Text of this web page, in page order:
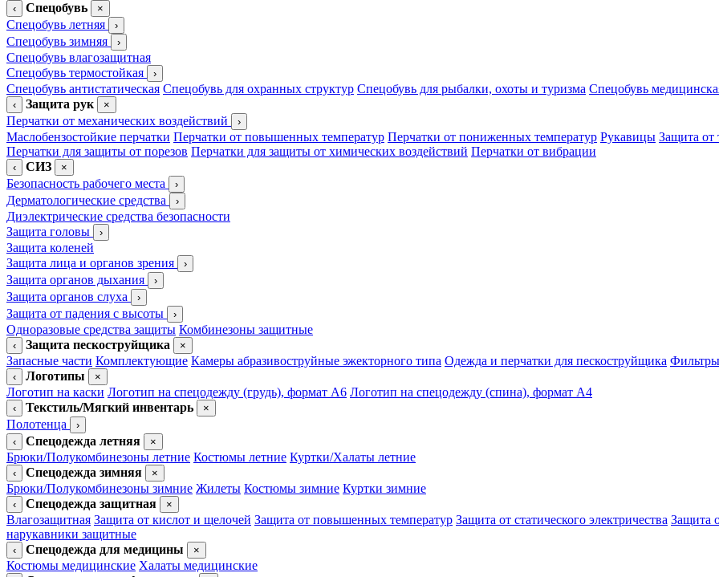
‹
Спецобувь ×
Спецобувь летняя ›
Спецобувь зимняя ›
Спецобувь влагозащитная
Спецобувь термостойкая
›
Спецобувь антистатическая Спецобувь для охранных структур Спецобувь для рыбалки, охоты и туризма Спецобувь
‹ Защита рук ×
Перчатки от механических воздействий ›
Маслобензостойкие перчатки Перчатки от повышенных температур Перчатки от пониженных температур Рукавицы Защита от
Перчатки для защиты от порезов Перчатки для защиты от химических воздействий Перчатки от вибрации
‹ СИЗ ×
Безопасность рабочего места ›
Дерматологические средства ›
Диэлектрические средства безопасности
Защита головы
›
Защита коленей
Защита лица и органов зрения
›
Защита органов дыхания ›
Защита органов слуха ›
Защита от падения с высоты ›
Одноразовые средства защиты Комбинезоны защитные
‹ Защита пескоструйщика ×
Запасные части Комплектующие Камеры абразивоструйные эжекторного типа Одежда и перчатки для пескоструйщика
‹ Логотипы ×
Логотип на каски Логотип на спецодежду (грудь), формат А6 Логотип на спецодежду (спина), формат А4
‹ Текстиль/Мягкий инвентарь ×
Полотенца
›
‹
Спецодежда летняя ×
Брюки/Полукомбинезоны летние Костюмы летние Куртки/Халаты летние
‹ Спецодежда зимняя ×
Брюки/Полукомбинезоны зимние Жилеты Костюмы зимние Куртки зимние
‹ Спецодежда защитная ×
Влагозащитная Защита от кислот и щелочей Защита от повышенных температур Защита от статического электричества Защита
нарукавники защитные
‹ Спецодежда для медицины ×
Костюмы медицинские Халаты медицинские